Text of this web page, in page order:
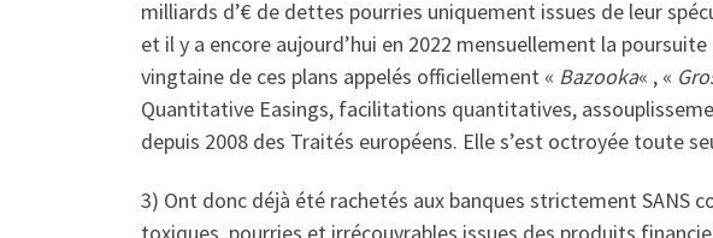
milliards d’€ de dettes pourries uniquement issues de leur
et il y a encore aujourd’hui en 2022 mensuellement la
vingtaine de ces plans appelés officiellement « Bazooka« , «
Quantitative Easings, facilitations quantitatives,
depuis 2008 des Traités européens. Elle s’est octroyée toute
3) Ont donc déjà été rachetés aux banques strictement SANS